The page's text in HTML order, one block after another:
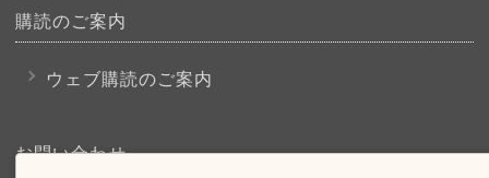
購読のご案内
ウェブ購読のご案内
お問い合わせ